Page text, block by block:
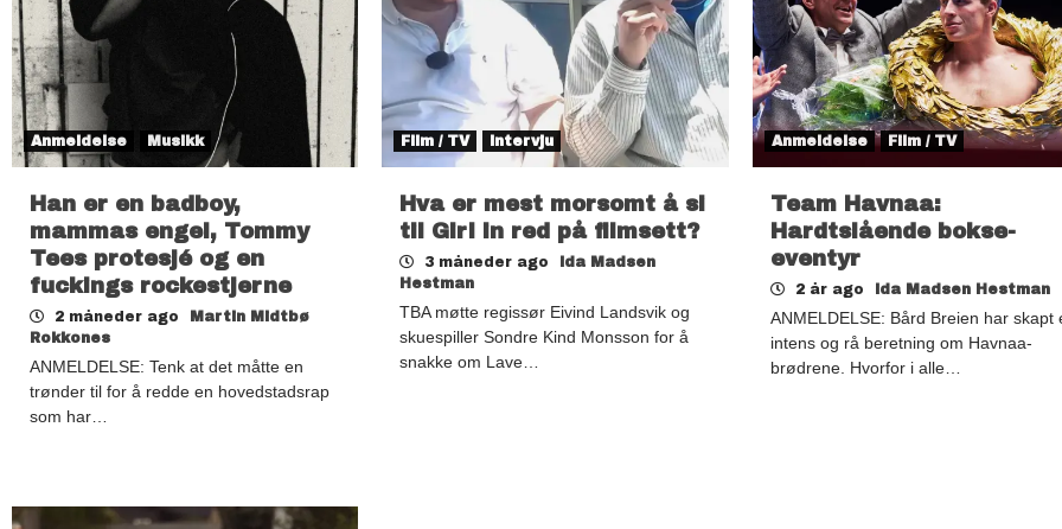
Anmeldelse Musikk
Han er en badboy,
mammas engel, Tommy
Tees protesjé og en
fuckings rockestjerne
2 måneder ago
Martin Midtbø
Rokkones
ANMELDELSE: Tenk at det måtte en
trønder til for å redde en hovedstadsrap
som har…
Film / TV Intervju
Hva er mest morsomt å si
til Girl in red på filmsett?
3 måneder ago
Ida Madsen
Hestman
TBA møtte regissør Eivind Landsvik og
skuespiller Sondre Kind Monsson for å
snakke om Lave…
Anmeldelse Film / TV
Team Havnaa:
Hardtslående bokse-
eventyr
2 år ago Ida Madsen Hestman
ANMELDELSE: Bård Breien har skapt
intens og rå beretning om Havnaa-
brødrene. Hvorfor i alle…